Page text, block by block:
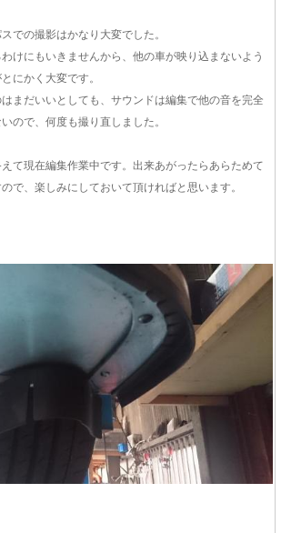
での撮影はかなり大変でした。
けにもいきませんから、他の車が映り込まないよう
にかく大変です。
まだいいとしても、サウンドは編集で他の音を完全
ので、何度も撮り直しました。
て現在編集作業中です。出来あがったらあらためて
で、楽しみにしておいて頂ければと思います。